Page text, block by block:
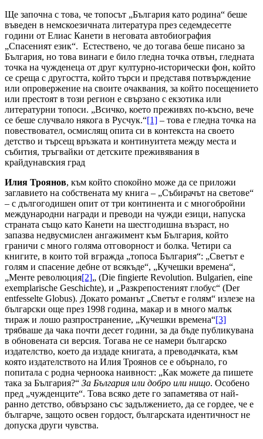
Ще започна с това, че топосът „България като родина“ беше
въведен в немскоезичната литература през седемдесетте
години от Елиас Канети в неговата автобиография
„Спасеният език“. Естествено, че до тогава беше писано за
България, но това винаги е било гледна точка отвън, гледната
точка на чужденеца от друг културно-исторически фон, който
се среща с другостта, който търси и представя потвърждение
или опровержение на своите очаквания, за който посещението
или престоят в този регион е свързано с екзотика или
литературни топоси. „Всичко, което преживях по-късно, вече
се беше случвало някога в Русчук.“[1] – това е гледна точка на
повествовател, осмислящ опита си в контекста на своето
детство и търсещ връзката и континуитета между места и
събития, тръгвайки от детските преживявания в
крайдунавския град
Илия Троянов, към който спокойно може да се приложи
заглавието на собствената му книга – „Събирачът на светове“
– с дългогодишен опит от три континента и с многобройни
международни награди и преводи на чужди езици, напуска
страната също като Канети на шестгодишна възраст, но
запазва недвусмислен ангажимент към България, който
граничи с много голяма отговорност и болка. Четири са
книгите, в които той вгражда „топоса България“: „Светът е
голям и спасение дебне от всякъде“, „Кучешки времена“,
„Менте революция[2]„ (Die fingierte Revolution. Bulgarien, eine
exemplarische Geschichte), и „Разкрепостеният глобус“ (Der
entfesselte Globus). Докато романът „Светът е голям“ излезе на
български още през 1998 година, макар и в много малък
тираж и лошо разпространение, „Кучешки времена“[3]
трябваше да чака почти десет години, за да бъде публикувана
в обновената си версия. Тогава не се намери българско
издателство, което да издаде книгата, а преводачката, към
която издателството на Илия Троянов се е обърнало, го
попитала с родна черноока наивност: „Как можете да пишете
така за България?“ За България или добро или нищо. Особено
пред „чужденците“. Това всяко дете го запаметява от най-
ранно детство, обвързано със задължението, да се гордее, че е
българче, защото освен гордост, българската идентичност не
допуска други чувства.